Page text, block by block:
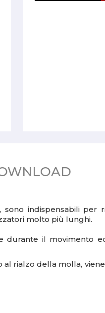
, sono indispensabili per
molto più lunghi.
durante il movimento
rialzo della molla,